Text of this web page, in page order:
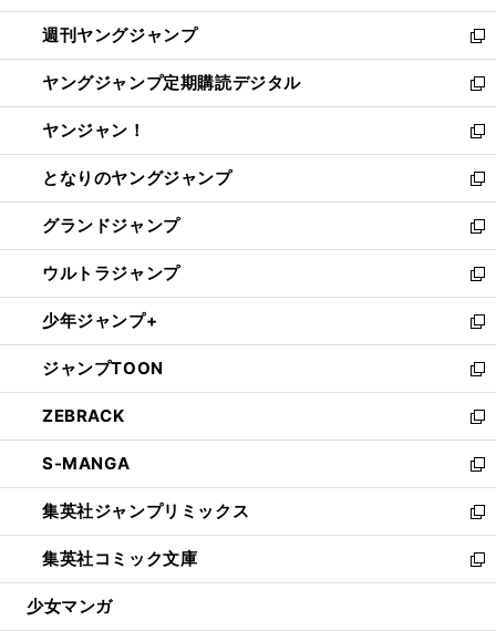
開
く
ウ
で
開
く
ン
ド
ウ
で
開
く
ウ
ィ
ン
ド
ウ
で
開
く
週刊ヤングジャンプ
新
し
い
ウ
ィ
ン
ド
ウ
で
開
く
ヤングジャンプ定期購読デジタル
新
し
い
ウ
ィ
ン
ド
ウ
で
開
く
ヤンジャン！
新
し
い
ウ
ィ
ン
ド
ウ
で
開
く
となりのヤングジャンプ
新
し
い
ウ
ィ
ン
ド
ウ
で
開
く
グランドジャンプ
新
し
い
ウ
ィ
ン
ド
ウ
で
開
く
ウルトラジャンプ
新
し
い
ウ
ィ
ン
ド
ウ
で
開
く
少年ジャンプ+
新
し
い
ウ
ィ
ン
ド
ウ
で
開
く
ジャンプTOON
新
し
い
ウ
ィ
ン
ド
ウ
で
開
ZEBRACK
新
し
い
ウ
ィ
ン
ド
ウ
S-MANGA
新
し
い
ウ
ィ
ン
集英社ジャンプリミックス
新
し
い
ウ
集英社コミック文庫
新
し
少女マンガ